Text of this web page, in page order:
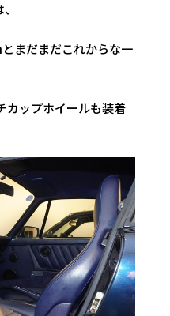
まだまだこれからな一
カップホイールも装着